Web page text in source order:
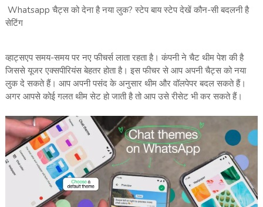
Whatsapp चैट्स को देना है नया लुक? स्टेप बाय स्टेप देखें कौन-सी बदलनी है
सेटिंग
व्हाट्सएप समय-समय पर नए फीचर्स लाता रहता है। कंपनी ने चैट थीम पेश की है
जिससे यूजर एक्सपीरियंस बेहतर होता है। इस फीचर से आप अपनी चैट्स को नया
लुक दे सकते हैं। आप अपनी पसंद के अनुसार थीम और वॉलपेपर बदल सकते हैं।
अगर आपसे कोई गलत थीम सेट हो जाती है तो आप उसे रीसेट भी कर सकते हैं।